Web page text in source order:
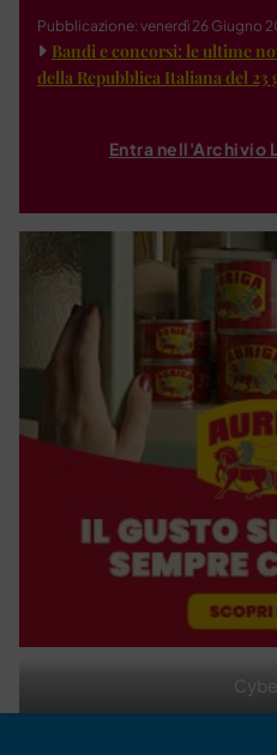
Pubblicazione: venerdì 26 Giugno
Bandi e concorsi: le ultime
della Repubblica Italiana del 23
Entra nell'Archivio